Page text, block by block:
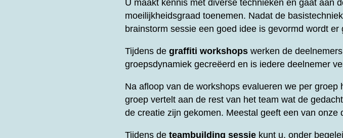
U maakt kennis met diverse technieken en gaat aan
moeilijkheidsgraad toenemen. Nadat de
brainstorm sessie een goed idee is gevormd wordt
Tijdens de graffiti workshops werken de
groepsdynamiek gecreëerd en is iedere deelnemer
Na afloop van de workshops evalueren we per
groep vertelt aan de rest van het team wat de
de creatie zijn gekomen. Meestal geeft een van
Tijdens de teambuilding sessie kunt u, onder